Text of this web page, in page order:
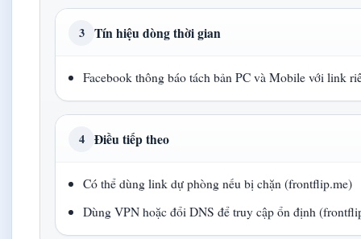
3 Tín hiệu dòng thời gian
Facebook thông báo tách bản PC và Mobile với link
4 Điều tiếp theo
Có thể dùng link dự phòng nếu bị chặn (frontflip.me)
Dùng VPN hoặc đổi DNS để truy cập ổn định